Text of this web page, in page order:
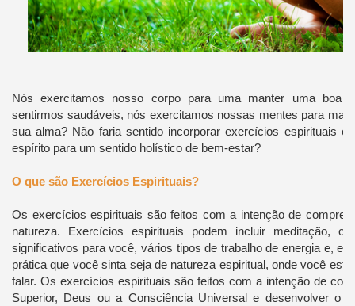
Nós exercitamos nosso corpo para uma manter uma boa
sentirmos saudáveis, nós exercitamos nossas mentes para
sua alma? Não faria sentido incorporar exercícios espirituais
espírito para um sentido holístico de bem-estar?
O que são Exercícios Espirituais?
Os exercícios espirituais são feitos com a intenção de
natureza. Exercícios espirituais podem incluir meditação,
significativos para você, vários tipos de trabalho de energia e,
prática que você sinta seja de natureza espiritual, onde você
falar. Os exercícios espirituais são feitos com a intenção de
Superior, Deus ou a Consciência Universal e desenvolver o